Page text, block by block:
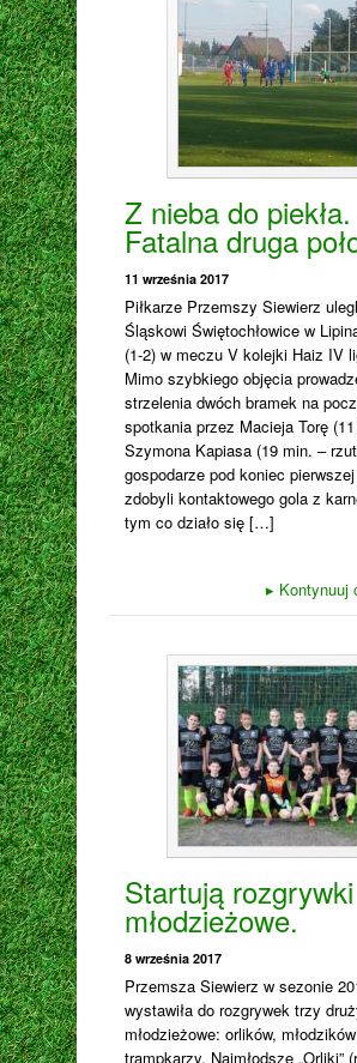
Z nieba do piekła.
Fatalna druga
11 września 2017
Piłkarze Przemszy Siewierz
Śląskowi Świętochłowice w
(1-2) w meczu V kolejki Haiz IV
Mimo szybkiego objęcia
strzelenia dwóch bramek na
spotkania przez Macieja Torę
Szymona Kapiasa (19 min. –
gospodarze pod koniec pierwszej
zdobyli kontaktowego gola z
tym co działo się […]
▸ Kontynuuj
Startują rozgrywki
młodzieżowe.
8 września 2017
Przemsza Siewierz w sezonie
wystawiła do rozgrywek trzy
młodzieżowe: orlików,
trampkarzy. Najmłodsze „Orliki”